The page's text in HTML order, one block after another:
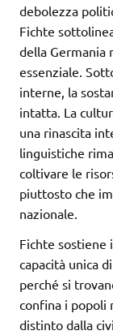
debolezza
Fichte
della Germania
essenziale.
interne, la
intatta. La
una rinascita
linguistiche
coltivare le
piuttosto che
nazionale.
Fichte sostiene
capacità unica
perché si
confina i popoli
distinto dalla